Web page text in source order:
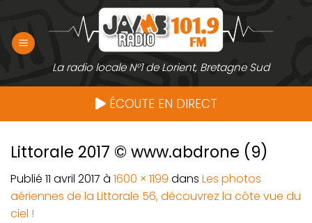
contenu
La radio locale N°1 de Lorient, Bretagne Sud
ÉCOUTE EN DIRECT
Littorale 2017 © www.abdrone (9)
Publié 11 avril 2017 à 1600 × 1199 dans Les photos
aériennes de la Littorale 56, découvrez la côte vue du
ciel !